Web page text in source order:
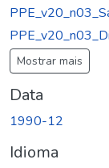
Mostrar mais
Data
1990-12
Idioma